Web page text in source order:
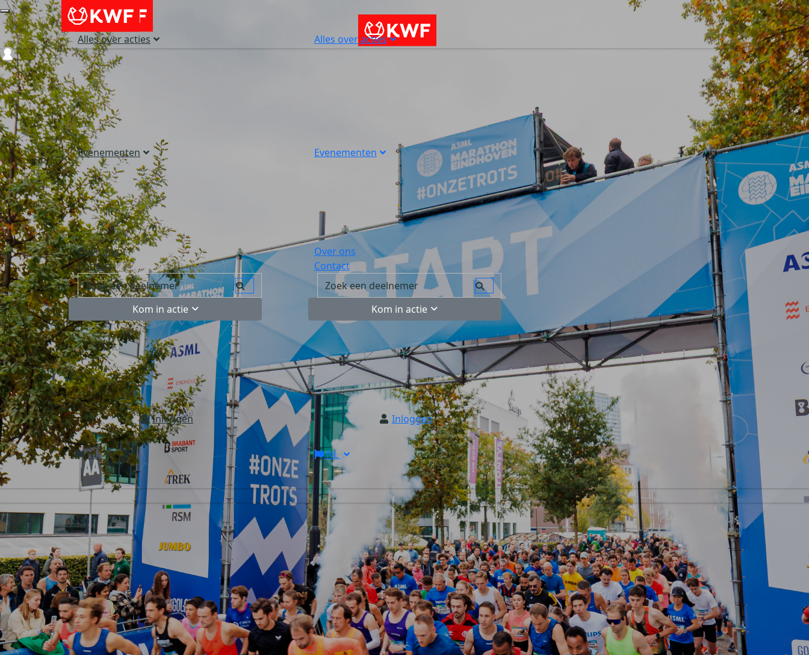
Alles over acties
Evenementen
Over ons
Contact
Kom in actie
Inloggen
NL
Alles over acties
Evenementen
Over ons
Contact
Kom in actie
Inloggen
NL
Login